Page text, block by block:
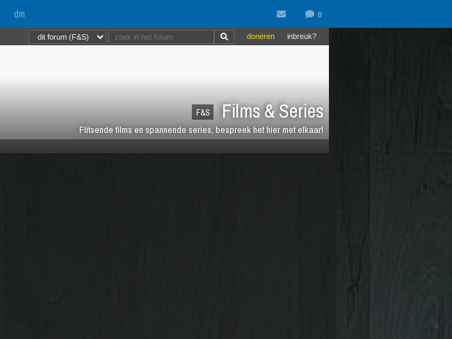
dm
F&S Films & Series
Flitsende films en spannende series, bespreek het hier met elkaar!
inbreuk?
doneren